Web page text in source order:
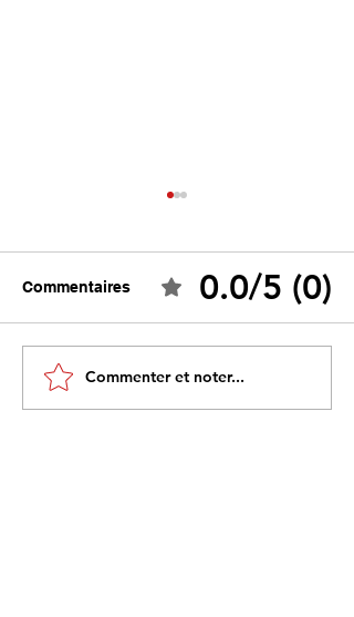
Tebboune face à ses
propres mirages :
Commentaires 0.0/5 (0)
Commenter et noter...